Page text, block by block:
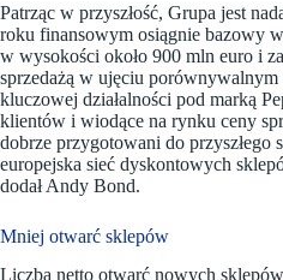
Patrząc w przyszłość, Grupa jest
roku finansowym osiągnie bazowy
w wysokości około 900 mln euro i
sprzedażą w ujęciu porównywalnym
kluczowej działalności pod marką
klientów i wiodące na rynku ceny
dobrze przygotowani do przyszłego
europejska sieć dyskontowych
dodał Andy Bond.
Mniej otwarć sklepów
Liczba netto otwarć nowych